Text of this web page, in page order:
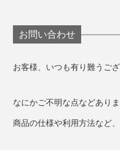
お問い合わせ
お客様、いつも有り難うござ
なにかご不明な点などあり
商品の仕様や利用方法など